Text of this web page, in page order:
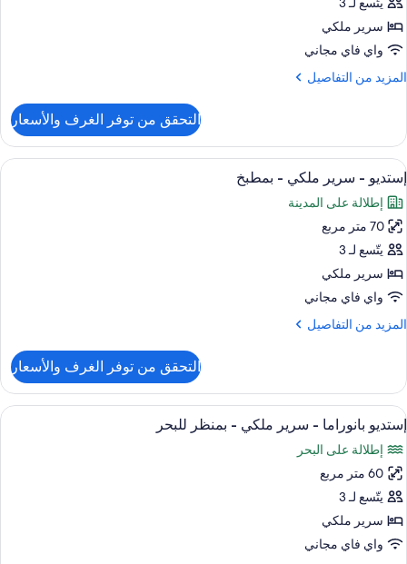
سرير
ملكي
(Sea
&
سرير ملكي
واي فاي مجاني
المزيد من التفاصيل
المزيد
غرفة
سرير
ملكي
(Sea
&
Skyline
View)
التحقق من توفر الغرف والأسعار
استعراض
جميع
صور
إستديو
-
سرير
ملكي
-
بمطبخ
أغطية فراش متميزة وميني بار وخزنة
9
إستديو - سرير ملكي - بمطبخ
إطلالة على المدينة
70 متر مربع
يتّسع لـ 3
سرير ملكي
واي فاي مجاني
المزيد من التفاصيل
المزيد
إستديو
سرير
ملكي
-
بمطبخ
التحقق من توفر الغرف والأسعار
استعراض
جميع
صور
إستديو
بانوراما
-
سرير
أغطية فراش متميزة وميني بار وخزنة
9
إستديو بانوراما - سرير ملكي - بمنظر للبحر
إطلالة على البحر
60 متر مربع
يتّسع لـ 3
سرير ملكي
واي فاي مجاني